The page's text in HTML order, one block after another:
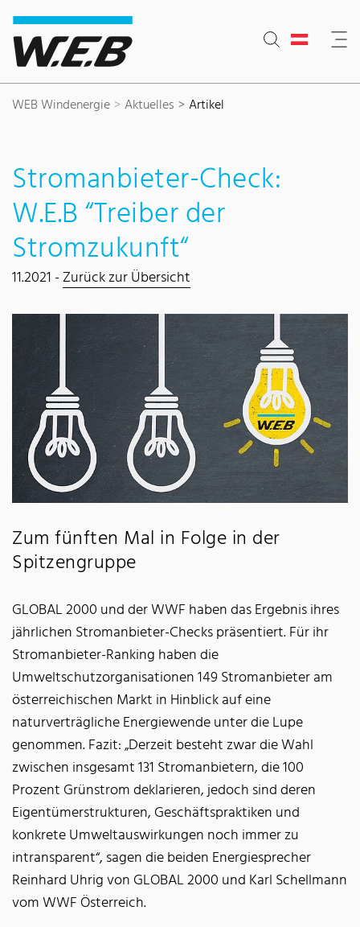
Inhaltsbereich
Suche
Hauptnavigation
Kontakt
Footer
WEB Windenergie Aktuelles Artikel
Stromanbieter-Check:
W.E.B “Treiber der
Stromzukunft“
11.2021 -Zurück zur Übersicht
Zum fünften Mal in Folge in der
Spitzengruppe
GLOBAL 2000 und der WWF haben das Ergebnis ihres
jährlichen Stromanbieter-Checks präsentiert. Für ihr
Stromanbieter-Ranking haben die
Umweltschutzorganisationen 149 Stromanbieter am
österreichischen Markt in Hinblick auf eine
naturverträgliche Energiewende unter die Lupe
genommen. Fazit: „Derzeit besteht zwar die Wahl
zwischen insgesamt 131 Stromanbietern, die 100
Prozent Grünstrom deklarieren, jedoch sind deren
Eigentümerstrukturen, Geschäftspraktiken und
konkrete Umweltauswirkungen noch immer zu
intransparent“, sagen die beiden Energiesprecher
Reinhard Uhrig von GLOBAL 2000 und Karl Schellmann
vom WWF Österreich.